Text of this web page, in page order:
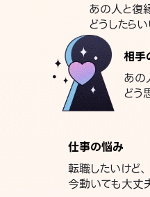
あの人と復
どうしたら
相手
あの
どう
仕事の悩み
転職したいけど、
今動いても大丈